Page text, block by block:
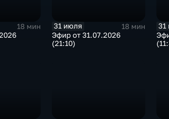
18 мин
31 июля
18 мин
Эфир от 31.07.2026
(21:10)
31